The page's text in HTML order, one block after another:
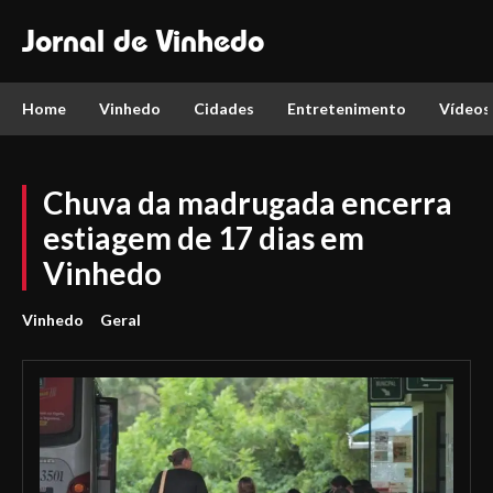
Jornal de Vinhedo
Home Vinhedo Cidades Entretenimento Vídeos
Chuva da madrugada encerra
estiagem de 17 dias em
Vinhedo
Vinhedo Geral